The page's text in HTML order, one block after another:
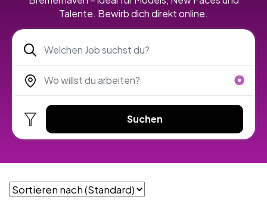
Talente. Bewirb dich direkt online.
Suchen